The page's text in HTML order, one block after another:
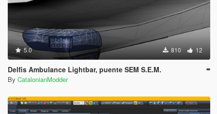
5.0 810 12
Delfis Ambulance Lightbar, puente SEM S.E.M.
By CatalonianModder